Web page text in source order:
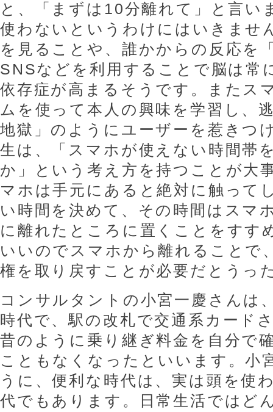
と、「まずは10分離れて」と言い
使わないというわけにはいきませ
を見ることや、誰かからの反応を
SNSなどを利用することで脳は常
依存症が高まるそうです。またス
ムを使って本人の興味を学習し、
地獄」のようにユーザーを惹きつ
生は、「スマホが使えない時間帯
か」という考え方を持つことが大
マホは手元にあると絶対に触って
い時間を決めて、その時間はスマ
に離れたところに置くことをすす
いいのでスマホから離れることで
権を取り戻すことが必要だとうっ
コンサルタントの小宮一慶さんは
時代で、駅の改札で交通系カード
昔のように乗り継ぎ料金を自分で
こともなくなったといいます。小
うに、便利な時代は、実は頭を使
代でもあります。日常生活ではど